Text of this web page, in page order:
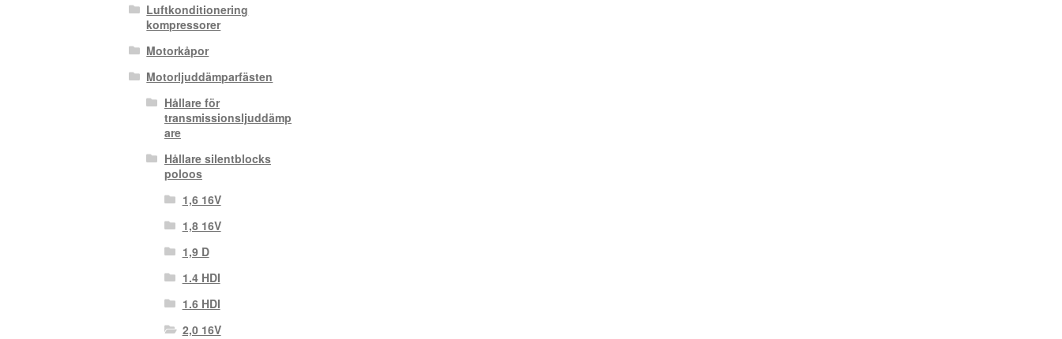
Luftkonditionering
kompressorer
Motorkåpor
Motorljuddämparfästen
Hållare för
transmissionsljuddämp
are
Hållare silentblocks
poloos
1,6 16V
1,8 16V
1,9 D
1.4 HDI
1.6 HDI
2,0 16V